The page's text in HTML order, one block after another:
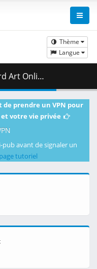
Thème
Langue
( 345.86 MB )
prendre un VPN pour
votre vie privée
avant de signaler un
tutoriel